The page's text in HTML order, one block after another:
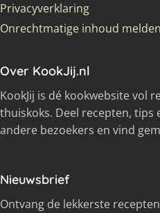
Privacyverklaring
Onrechtmatige inhoud melden
Over KookJij.nl
KookJij is dé kookwebsite vol
thuiskoks. Deel recepten, tips
andere bezoekers en vind
Nieuwsbrief
Ontvang de lekkerste